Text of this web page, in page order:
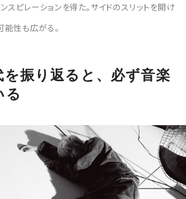
スピレーションを得た。サイドのスリットを開け
能性も広がる。
を振り返ると、必ず音楽
る